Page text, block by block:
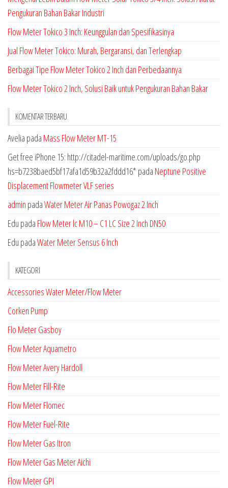
Pengukuran Bahan Bakar Industri
Flow Meter Tokico 3 Inch: Keunggulan dan Spesifikasinya
Jual Flow Meter Tokico: Murah, Bergaransi, dan Terlengkap
Berbagai Tipe Flow Meter Tokico 2 Inch dan Perbedaannya
Flow Meter Tokico 2 Inch, Solusi Baik untuk Pengukuran Bahan Bakar
KOMENTAR TERBARU
Avelia pada Mass Flow Meter MT-15
Get free iPhone 15: http://citadel-maritime.com/uploads/go.php
hs=b7238baed5bf17afa1d59b32a2fddd16* pada Neptune Positive
Displacement Flowmeter VLF series
admin padaWater Meter Air Panas Powogaz 2 Inch
Edu pada Flow Meter lc M10 – C1 LC Size 2 Inch DN50
Edu padaWater Meter Sensus 6 Inch
KATEGORI
Accessories Water Meter/Flow Meter
Corken Pump
Flo Meter Gasboy
Flow Meter Aquametro
Flow Meter Avery Hardoll
Flow Meter Fill-Rite
Flow Meter Flomec
Flow Meter Fuel-Rite
Flow Meter Gas Itron
Flow Meter Gas Meter Aichi
Flow Meter GPI